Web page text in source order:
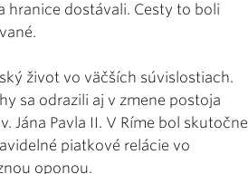
hranice dostávali. Cesty to boli
život vo väčších súvislostiach.
sa odrazili aj v zmene postoja
Jána Pavla II. V Ríme bol skutočne
piatkové relácie vo
oponou.